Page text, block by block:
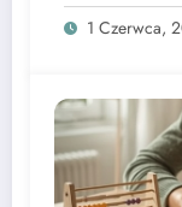
1 Czerwca,